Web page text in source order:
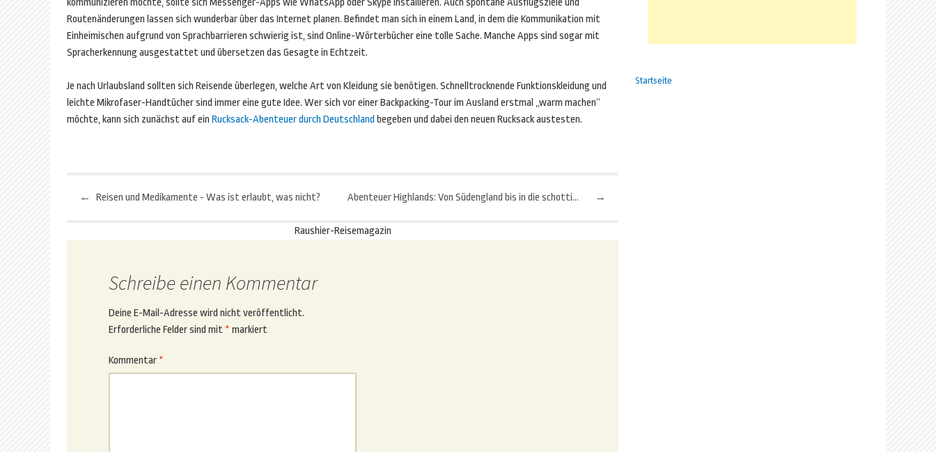
kommunizieren möchte, sollte sich Messenger-Apps wie WhatsApp oder Skype installieren. Auch spontane Ausflugsziele und
Routenänderungen lassen sich wunderbar über das Internet planen. Befindet man sich in einem Land, in dem die Kommunikation mit
Einheimischen aufgrund von Sprachbarrieren schwierig ist, sind Online-Wörterbücher eine tolle Sache. Manche Apps sind sogar mit
Spracherkennung ausgestattet und übersetzen das Gesagte in Echtzeit.
Je nach Urlaubsland sollten sich Reisende überlegen, welche Art von Kleidung sie benötigen. Schnelltrocknende Funktionskleidung und
leichte Mikrofaser-Handtücher sind immer eine gute Idee. Wer sich vor einer Backpacking-Tour im Ausland erstmal „warm machen“
möchte, kann sich zunächst auf ein Rucksack-Abenteuer durch Deutschland begeben und dabei den neuen Rucksack austesten.
Beitragsnavigation
← Reisen und Medikamente - Was ist erlaubt, was nicht? →
Abenteuer Highlands: Von Südengland bis in die schottischen Hügelwelten
Raushier-Reisemagazin
Schreibe einen Kommentar
Deine E-Mail-Adresse wird nicht veröffentlicht.
Erforderliche Felder sind mit * markiert
Kommentar *
Startseite